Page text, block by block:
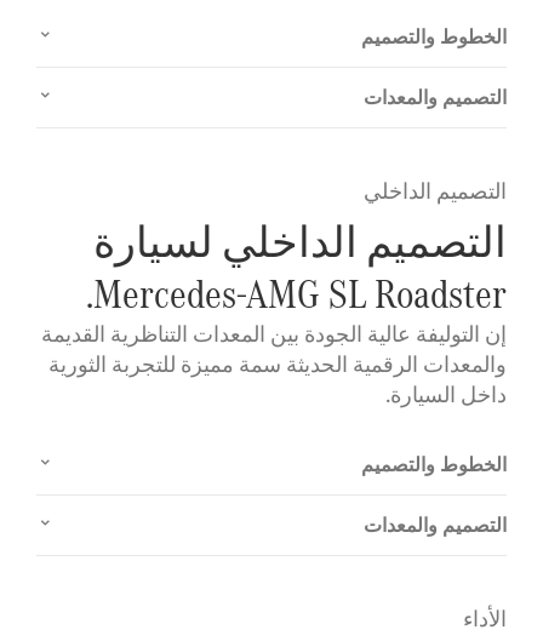
الخطوط والتصميم
التصميم والمعدات
التصميم الداخلي
التصميم الداخلي لسيارة
Mercedes-AMG SL Roadster.
إن التوليفة عالية الجودة بين المعدات التناظرية القديمة
والمعدات الرقمية الحديثة سمة مميزة للتجربة الثورية
داخل السيارة.
الخطوط والتصميم
التصميم والمعدات
الأداء